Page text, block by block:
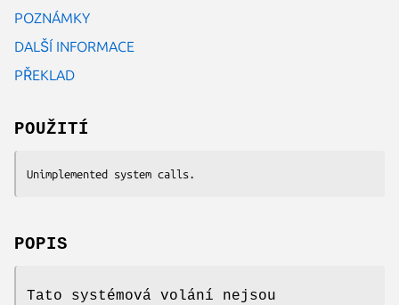
POZNÁMKY
DALŠÍ INFORMACE
PŘEKLAD
POUŽITÍ
Unimplemented system calls.
POPIS
Tato systémová volání nejsou